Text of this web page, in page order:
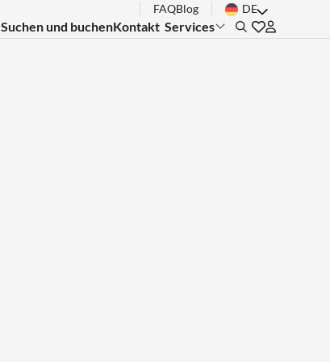
Suchen und buchenKontakt Services Search
FAQBlog DE